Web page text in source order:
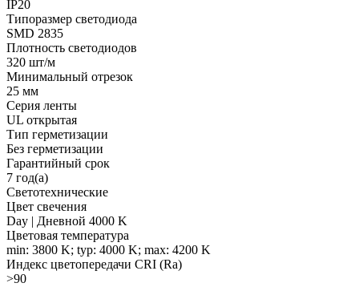
IP20
Типоразмер светодиода
SMD 2835
Плотность светодиодов
320 шт/м
Минимальный отрезок
25 мм
Серия ленты
UL открытая
Тип герметизации
Без герметизации
Гарантийный срок
7 год(а)
Светотехнические
Цвет свечения
Day | Дневной 4000 K
Цветовая температура
min: 3800 K; typ: 4000 K; max: 4200 K
Индекс цветопередачи CRI (Ra)
>90